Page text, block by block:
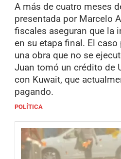
A más de cuatro meses
presentada por Marcelo
fiscales aseguran que la
en su etapa final. El
una obra que no se
Juan tomó un crédito de
con Kuwait, que
pagando.
POLÍTICA